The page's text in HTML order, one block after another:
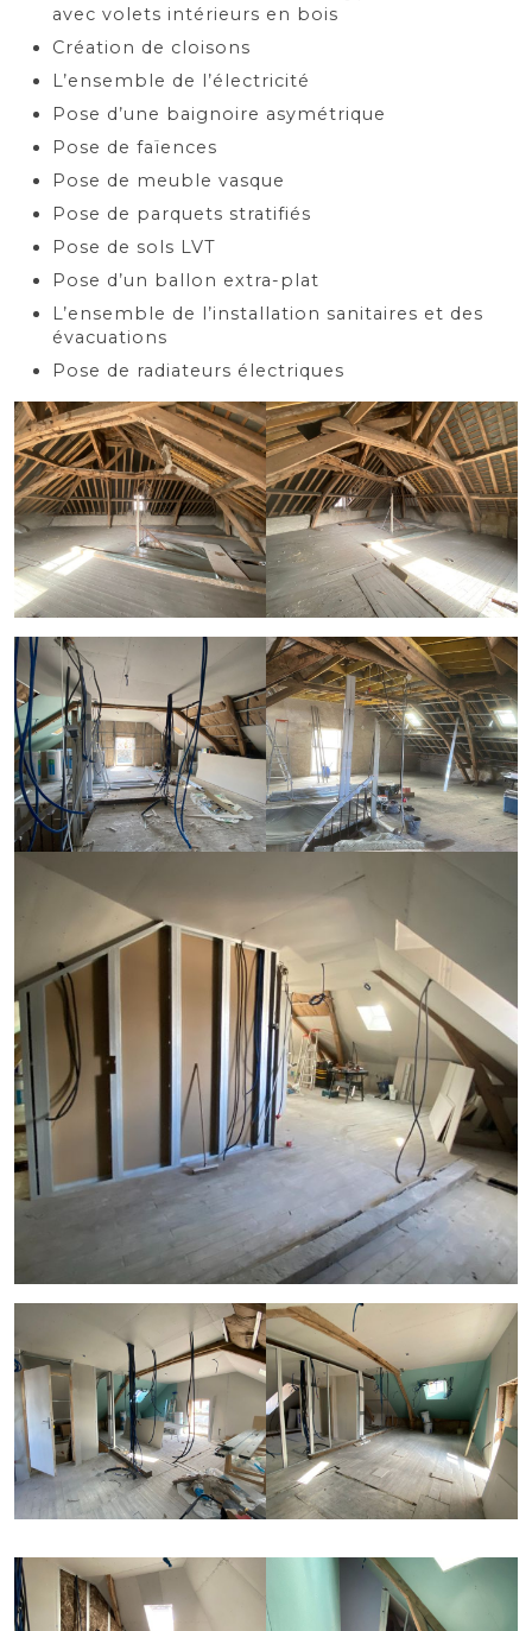
avec volets intérieurs en bois
Création de cloisons
L’ensemble de l’électricité
Pose d’une baignoire asymétrique
Pose de faïences
Pose de meuble vasque
Pose de parquets stratifiés
Pose de sols LVT
Pose d’un ballon extra-plat
L’ensemble de l’installation sanitaires et des
évacuations
Pose de radiateurs électriques